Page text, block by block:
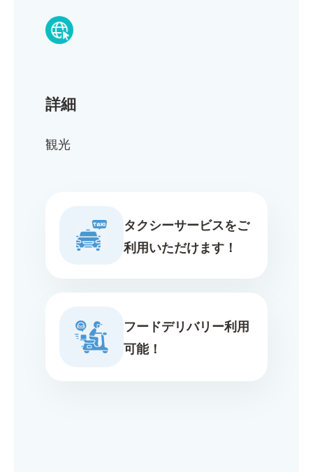
詳細
観光
タクシーサービスをご
利用いただけます！
フードデリバリー利用
可能！